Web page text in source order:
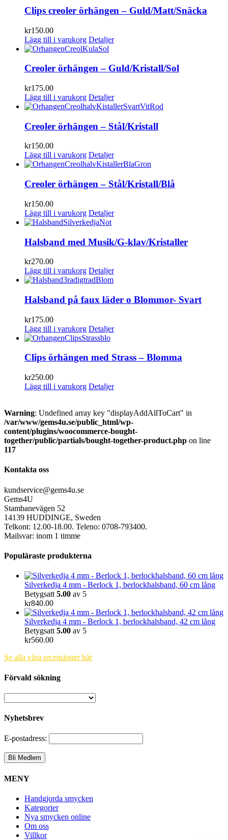
Clips creoler örhängen – Guld/Matt/Snäcka
kr150.00
Lägg till i varukorg Detaljer
Creoler örhängen – Guld/Kristall/Sol
kr175.00
Lägg till i varukorg Detaljer
Creoler örhängen – Stål/Kristall
kr150.00
Lägg till i varukorg Detaljer
Creoler örhängen – Stål/Kristall/Blå
kr150.00
Lägg till i varukorg Detaljer
Halsband med Musik/G-klav/Kristaller
kr270.00
Lägg till i varukorg Detaljer
Halsband på faux läder o Blommor- Svart
kr175.00
Lägg till i varukorg Detaljer
Clips örhängen med Strass – Blomma
kr250.00
Lägg till i varukorg Detaljer
Warning: Undefined array key "displayAddAllToCart" in
/var/www/gems4u.se/public_html/wp-
content/plugins/woocommerce-bought-
together/public/partials/bought-together-product.php on line
117
Kontakta oss
kundservice@gems4u.se
Gems4U
Stambanevägen 52
14139 HUDDINGE, Sweden
Telkont: 12.00-18.00. Teleno: 0708-793400.
Mailsvar: inom 1 timme
Populäraste produkterna
Silverkedja 4 mm - Berlock 1, berlockhalsband, 60 cm lång
Betygsatt 5.00 av 5
kr840.00
Silverkedja 4 mm - Berlock 1, berlockhalsband, 42 cm lång
Betygsatt 5.00 av 5
kr560.00
Se alla våra recensioner här
Förvald sökning
Nyhetsbrev
E-postadress:
MENY
Handgjorda smycken
Kategorier
Nya smycken online
Om oss
Villkor